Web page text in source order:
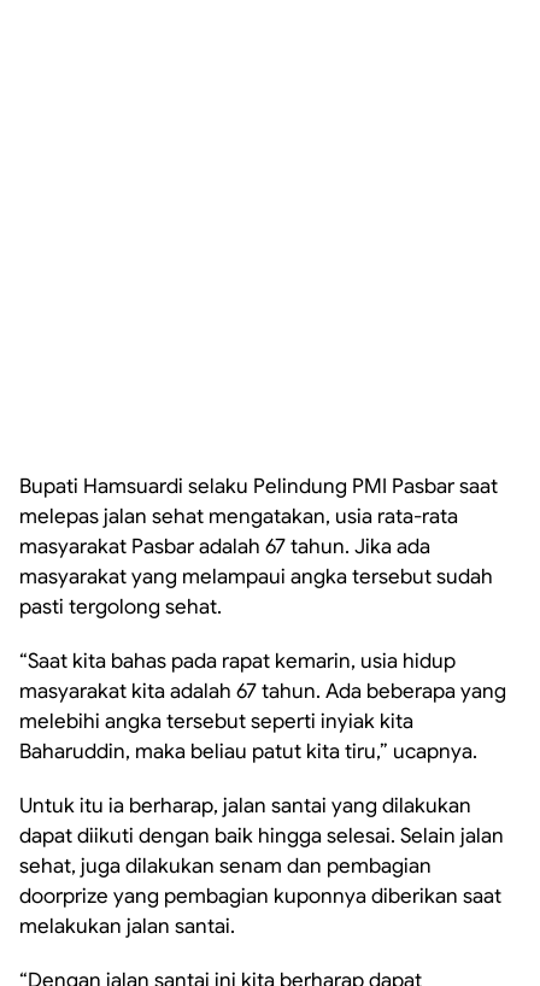
Bupati Hamsuardi selaku Pelindung PMI Pasbar saat
melepas jalan sehat mengatakan, usia rata-rata
masyarakat Pasbar adalah 67 tahun. Jika ada
masyarakat yang melampaui angka tersebut sudah
pasti tergolong sehat.
“Saat kita bahas pada rapat kemarin, usia hidup
masyarakat kita adalah 67 tahun. Ada beberapa yang
melebihi angka tersebut seperti inyiak kita
Baharuddin, maka beliau patut kita tiru,” ucapnya.
Untuk itu ia berharap, jalan santai yang dilakukan
dapat diikuti dengan baik hingga selesai. Selain jalan
sehat, juga dilakukan senam dan pembagian
doorprize yang pembagian kuponnya diberikan saat
melakukan jalan santai.
“Dengan jalan santai ini kita berharap dapat